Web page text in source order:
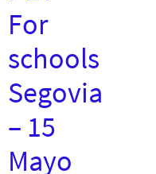
For
schools
Segovia
– 15
Mayo